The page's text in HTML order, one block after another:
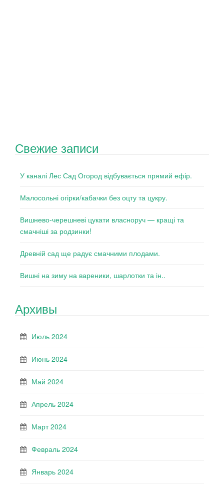
Свежие записи
У каналі Лес Сад Огород відбувається прямий ефір.
Малосольні огірки/кабачки без оцту та цукру.
Вишнево-черешневі цукати власноруч — кращі та
смачніші за родзинки!
Древній сад ще радує смачними плодами.
Вишні на зиму на вареники, шарлотки та ін..
Архивы
Июль 2024
Июнь 2024
Май 2024
Апрель 2024
Март 2024
Февраль 2024
Январь 2024